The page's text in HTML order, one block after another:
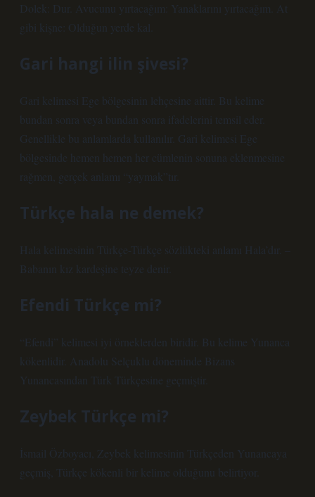
Dolek: Dur. Avucunu yırtacağım: Yanaklarını yırtacağım. At
gibi kişne: Olduğun yerde kal.
Gari hangi ilin şivesi?
Gari kelimesi Ege bölgesinin lehçesine aittir. Bu kelime
bundan sonra veya bundan sonra ifadelerini temsil eder.
Genellikle bu anlamlarda kullanılır. Gari kelimesi Ege
bölgesinde hemen hemen her cümlenin sonuna eklenmesine
rağmen, gerçek anlamı “yaymak”tır.
Türkçe hala ne demek?
Hala kelimesinin Türkçe-Türkçe sözlükteki anlamı Hala’dır. –
Babanın kız kardeşine teyze denir.
Efendi Türkçe mi?
“Efendi” kelimesi iyi örneklerden biridir. Bu kelime Yunanca
kökenlidir. Anadolu Selçuklu döneminde Bizans
Yunancasından Türk Türkçesine geçmiştir.
Zeybek Türkçe mi?
İsmail Özboyacı, Zeybek kelimesinin Türkçeden Yunancaya
geçmiş, Türkçe kökenli bir kelime olduğunu belirtiyor.